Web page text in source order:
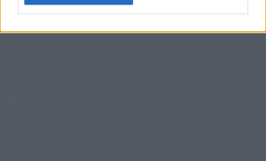
Ver también
Man llegue a un público aún mayor